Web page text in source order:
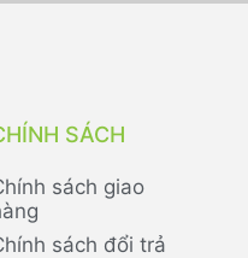
SÁCH
sách giao
sách đổi trả